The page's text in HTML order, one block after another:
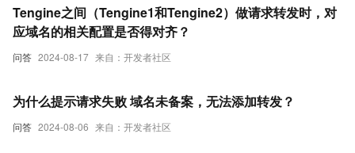
问答 2024-08-17 来自：开发者社区
Tengine之间（Tengine1和Tengine2）做请求转发时，对
应域名的相关配置是否得对齐？
问答 2024-08-06 来自：开发者社区
为什么提示请求失败 域名未备案，无法添加转发？